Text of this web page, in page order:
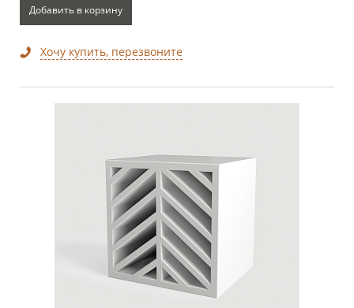
Добавить в корзину
Хочу купить, перезвоните